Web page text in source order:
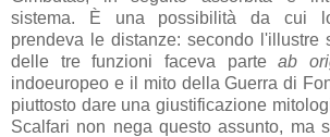
sistema. È una possibilità da cui
prendeva le distanze: secondo l'illustre
delle tre funzioni faceva parteab
indoeuropeo e il mito della Guerra di
piuttosto dare una giustificazione
Scalfari non nega questo assunto, ma